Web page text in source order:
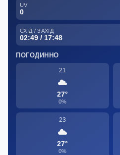
UV
0
СХІД / ЗАХІД
02:49 / 17:48
ПОГОДИННО
21
27°
0%
23
27°
0%